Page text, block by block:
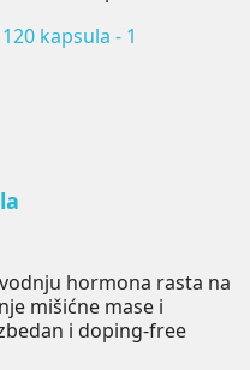
hormona rasta na
mišićne mase i
i doping-free